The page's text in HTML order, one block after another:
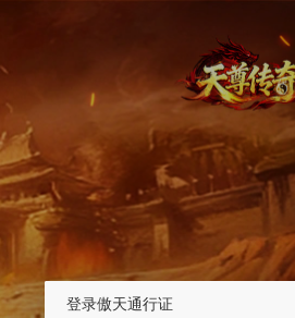
登录傲天通行证